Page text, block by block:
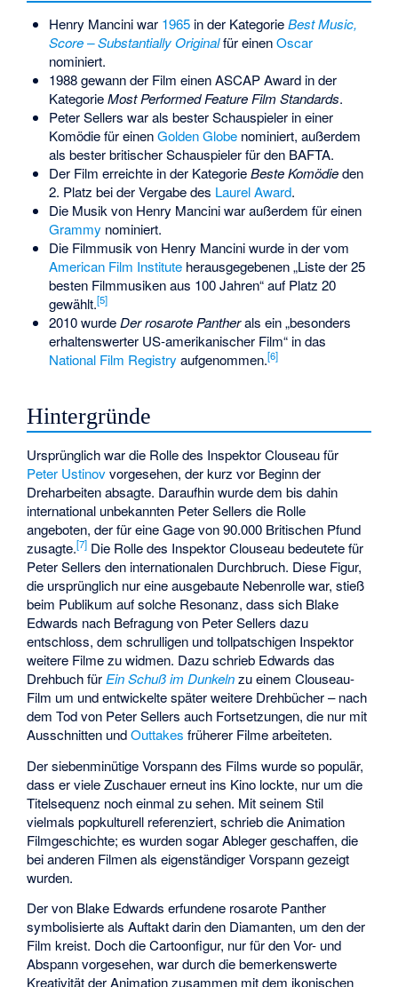
Henry Mancini war 1965in der KategorieBest Music,
Score – Substantially Originalfür einenOscar
nominiert.
1988 gewann der Film einen ASCAP Award in der
KategorieMost Performed Feature Film Standards.
Peter Sellers war als bester Schauspieler in einer
Komödie für einenGolden Globenominiert, außerdem
als bester britischer Schauspieler für den BAFTA.
Der Film erreichte in der KategorieBeste Komödieden
2. Platz bei der Vergabe des Laurel Award.
Die Musik von Henry Mancini war außerdem für einen
Grammy nominiert.
Die Filmmusik von Henry Mancini wurde in der vom
American Film Instituteherausgegebenen „Liste der 25
besten Filmmusiken aus 100 Jahren“ auf Platz 20
gewählt.[5]
2010 wurdeDer rosarote Pantherals ein „besonders
erhaltenswerter US-amerikanischer Film“ in das
National Film Registry aufgenommen.[6]
Hintergründe
Ursprünglich war die Rolle des Inspektor Clouseau für
Peter Ustinovvorgesehen, der kurz vor Beginn der
Dreharbeiten absagte. Daraufhin wurde dem bis dahin
international unbekannten Peter Sellers die Rolle
angeboten, der für eine Gage von 90.000 Britischen Pfund
zusagte.[7] Die Rolle des Inspektor Clouseau bedeutete für
Peter Sellers den internationalen Durchbruch. Diese Figur,
die ursprünglich nur eine ausgebaute Nebenrolle war, stieß
beim Publikum auf solche Resonanz, dass sich Blake
Edwards nach Befragung von Peter Sellers dazu
entschloss, dem schrulligen und tollpatschigen Inspektor
weitere Filme zu widmen. Dazu schrieb Edwards das
Drehbuch für Ein Schuß im Dunkelnzu einem Clouseau-
Film um und entwickelte später weitere Drehbücher – nach
dem Tod von Peter Sellers auch Fortsetzungen, die nur mit
Ausschnitten undOuttakes früherer Filme arbeiteten.
Der siebenminütige Vorspann des Films wurde so populär,
dass er viele Zuschauer erneut ins Kino lockte, nur um die
Titelsequenz noch einmal zu sehen. Mit seinem Stil
vielmals popkulturell referenziert, schrieb die Animation
Filmgeschichte; es wurden sogar Ableger geschaffen, die
bei anderen Filmen als eigenständiger Vorspann gezeigt
wurden.
Der von Blake Edwards erfundene rosarote Panther
symbolisierte als Auftakt darin den Diamanten, um den der
Film kreist. Doch die Cartoonfigur, nur für den Vor- und
Abspann vorgesehen, war durch die bemerkenswerte
Kreativität der Animation zusammen mit dem ikonischen